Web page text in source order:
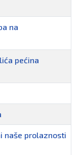
na
pećina
naše prolaznosti